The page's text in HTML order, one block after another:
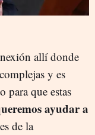
allí donde
y es
para que estas
ayudar a
de la